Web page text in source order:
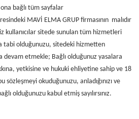
bağlı tüm sayfalar
MAVİ ELMA GRUP firmasının malıdır
kullanıcılar sitede sunulan tüm hizmetleri
tabi olduğunuzu, sitedeki hizmetten
etmekle; Bağlı olduğunuz yasalara
yetkisine ve hukuki ehliyetine sahip ve 18
sözleşmeyi okuduğunuzu, anladığınızı ve
olduğunuzu kabul etmiş sayılırsınız.